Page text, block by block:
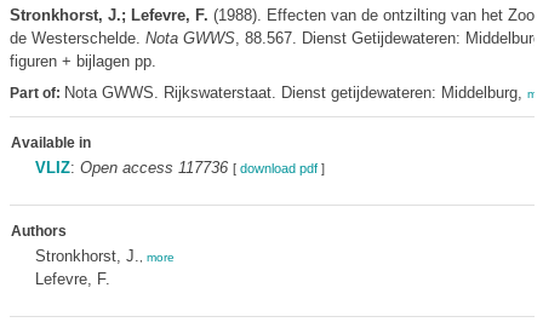
Stronkhorst, J.; Lefevre, F. (1988). Effecten van de ontzilting van het
de Westerschelde. Nota GWWS, 88.567. Dienst Getijdewateren:
figuren + bijlagen pp.
Part of: Nota GWWS. Rijkswaterstaat. Dienst getijdewateren: Middelburg,
Available in
VLIZ: Open access 117736 [ download pdf]
Authors
Stronkhorst, J. more
Lefevre, F.